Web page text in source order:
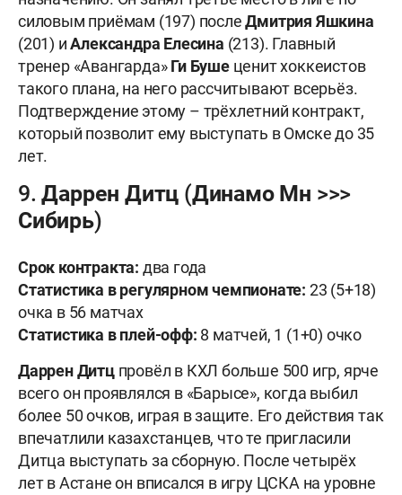
силовым приёмам (197) послеДмитрия Яшкина
(201) иАлександра Елесина (213). Главный
тренер «Авангарда»Ги Буше ценит хоккеистов
такого плана, на него рассчитывают всерьёз.
Подтверждение этому – трёхлетний контракт,
который позволит ему выступать в Омске до 35
лет.
9. Даррен Дитц (Динамо Мн >>>
Сибирь)
Срок контракта: два года
Статистика в регулярном чемпионате: 23 (5+18)
очка в 56 матчах
Статистика в плей-офф: 8 матчей, 1 (1+0) очко
Даррен Дитц провёл в КХЛ больше 500 игр, ярче
всего он проявлялся в «Барысе», когда выбил
более 50 очков, играя в защите. Его действия так
впечатлили казахстанцев, что те пригласили
Дитца выступать за сборную. После четырёх
лет в Астане он вписался в игру ЦСКА на уровне